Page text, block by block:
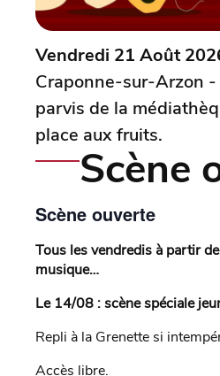
Vendredi 21 Août
Craponne-sur-Arzon -
parvis de la
place aux fruits.
Scène
Scène ouverte
Tous les vendredis à partir
musique…
Le 14/08 : scène spéciale
Repli à la Grenette si
Accès libre.